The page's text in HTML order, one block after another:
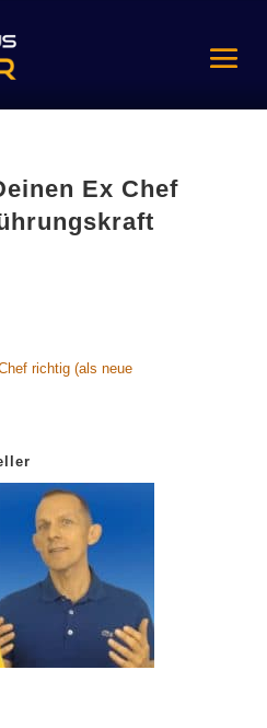
Ex Chef